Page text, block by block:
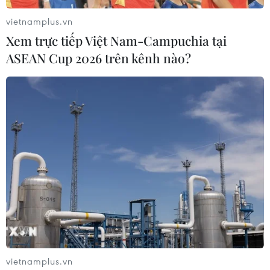
Quảng Ninh: Tạm giữ 6 đối tượng trong
đường dây đánh bạc, chơi lô đề
04/02/2021 13:51
Quá trình điều tra ban đầu xác định, các đối tượng này
đánh bạc dưới hình thức ghi số đề với tổng số tiền đã
đánh bạc là hơn 600 triệu đồng.
vietnamplus.vn
Xem trực tiếp Việt Nam-Campuchia tại
ASEAN Cup 2026 trên kênh nào?
vietnamplus.vn